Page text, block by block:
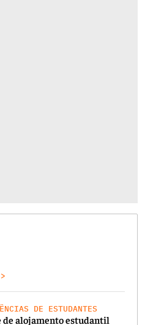
DE ESTUDANTES
de alojamento estudantil